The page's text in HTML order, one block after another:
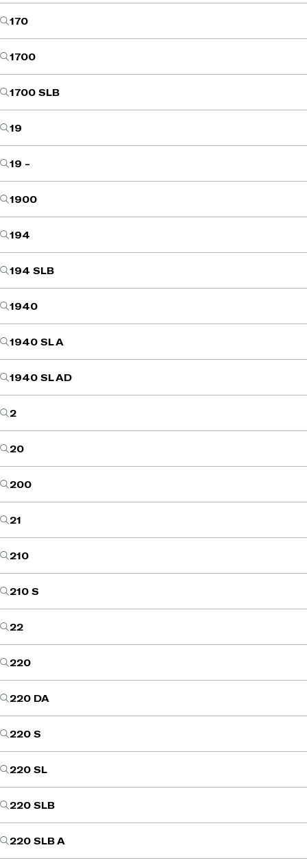
170
1700
1700 SLB
19
19 -
1900
194
194 SLB
1940
1940 SL A
1940 SL AD
2
20
200
21
210
210 S
22
220
220 DA
220 S
220 SL
220 SLB
220 SLB A